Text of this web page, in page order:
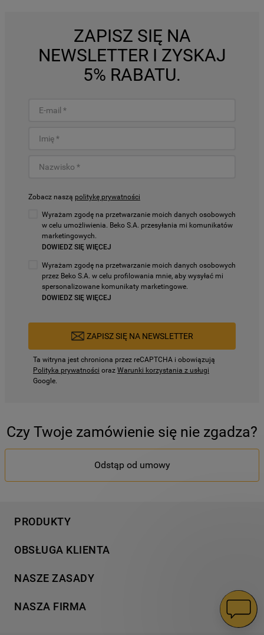
ZAPISZ SIĘ NA
NEWSLETTER I ZYSKAJ
5% RABATU.
Zobacz naszą politykę prywatności
Wyrażam zgodę na przetwarzanie moich danych osobowych
w celu umożliwienia. Beko S.A. przesyłania mi komunikatów
marketingowych.
DOWIEDZ SIĘ WIĘCEJ
Wyrażam zgodę na przetwarzanie moich danych osobowych
przez Beko S.A. w celu profilowania mnie, aby wysyłać mi
spersonalizowane komunikaty marketingowe.
DOWIEDZ SIĘ WIĘCEJ
ZAPISZ SIĘ NA NEWSLETTER
Ta witryna jest chroniona przez reCAPTCHA i obowiązują
Polityka prywatności oraz Warunki korzystania z usługi
Google.
Czy Twoje zamówienie się nie zgadza?
Odstąp od umowy
PRODUKTY
Chłodnictwo
Gotowanie
Dodatkowe produkty
OBSŁUGA KLIENTA
Napisz do nas
Gwarancja
NASZE ZASADY
Polityka prywatności
NASZA FIRMA